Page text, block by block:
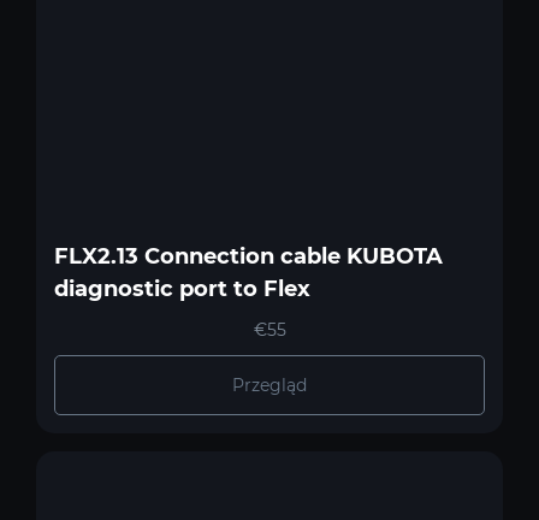
FLX2.13 Connection cable KUBOTA
diagnostic port to Flex
€55
Przegląd